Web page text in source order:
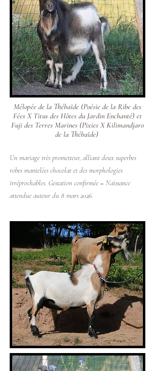
Mélopée de la Thébaïde (Poésie de la Ribe des
Fées X Titus des Hôtes du Jardin Enchanté) et
Fuji des Terres Marines (Pixies X Kilimandjaro
de la Thébaïde)
Un mariage très prometteur, alliant deux superbes
robes mantelées chocolat et des morphologies
irréprochables. Gestation confirmée = Naissance
attendue autour du 8 mars 2026.